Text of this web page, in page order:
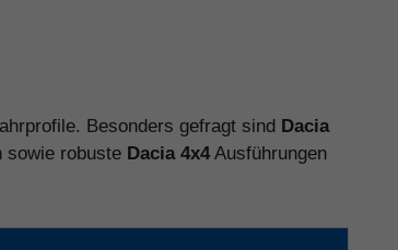
Besonders gefragt sind Dacia
sowie robuste Dacia 4x4Ausführungen